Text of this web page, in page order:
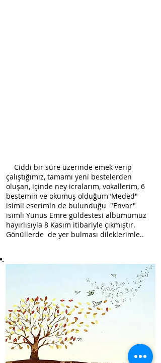
Ciddi bir süre üzerinde emek verip
çalıştığımız, tamamı yeni bestelerden
oluşan, içinde ney icralarım, vokallerim, 6
bestemin ve okumuş olduğum"Meded"
isimli eserimin de bulunduğu "Envar"
isimli Yunus Emre güldestesi albümümüz
hayırlısıyla 8 Kasım itibariyle çıkmıştır.
Gönüllerde de yer bulması dileklerimle..